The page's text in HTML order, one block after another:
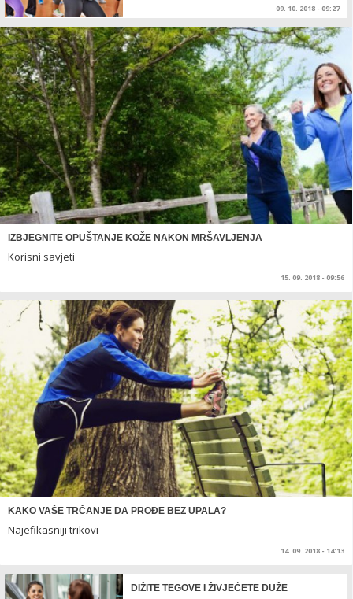
09. 10. 2018 - 09:27
IZBJEGNITE OPUŠTANJE KOŽE NAKON MRŠAVLJENJA
Korisni savjeti
15. 09. 2018 - 09:56
KAKO VAŠE TRČANJE DA PROĐE BEZ UPALA?
Najefikasniji trikovi
14. 09. 2018 - 14:13
DIŽITE TEGOVE I ŽIVJEĆETE DUŽE